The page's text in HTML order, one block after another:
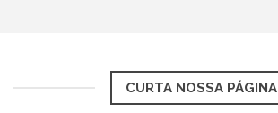
CURTA NOSSA PÁGINA